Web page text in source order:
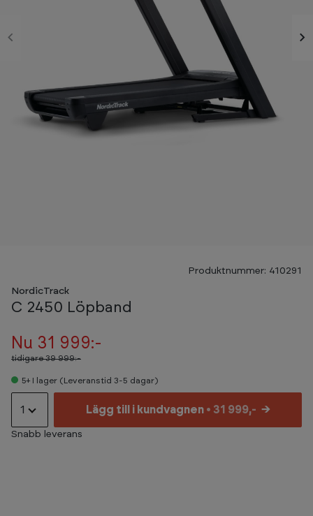
Produktnummer: 410291
NordicTrack
C 2450 Löpband
Nu 31 999:-
tidigare39 999:-
5+ I lager (Leveranstid 3-5 dagar)
1 Lägg till i kundvagnen • 31 999,- →
Snabb leverans